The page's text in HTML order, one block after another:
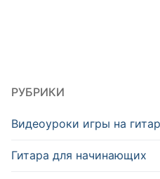
РУБРИКИ
Видеоуроки игры на
Гитара для начинающих